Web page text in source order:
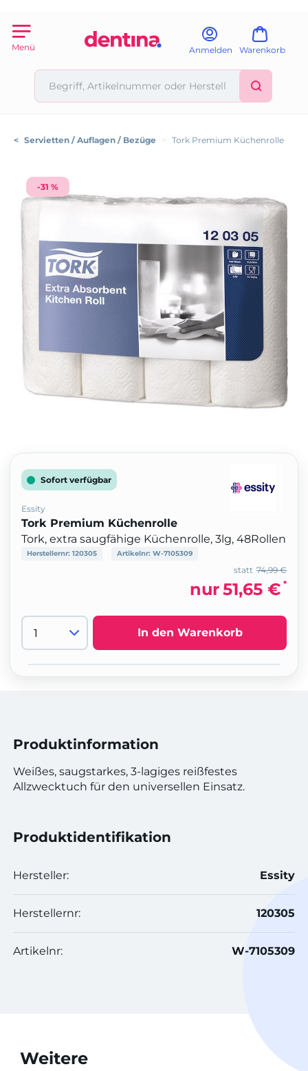
Menü Anmelden Warenkorb
< Servietten / Auflagen / Bezüge > Tork Premium Küchenrolle
-31 %
Sofort verfügbar
Essity
Tork Premium Küchenrolle
Tork, extra saugfähige Küchenrolle, 3lg, 48Rollen
Herstellernr: 120305 Artikelnr: W-7105309
74,99 €
statt
nur51,65 € *
In den Warenkorb
Produktinformation
Weißes, saugstarkes, 3-lagiges reißfestes
Allzwecktuch für den universellen Einsatz.
Produktidentifikation
Hersteller: Essity
Herstellernr: 120305
Artikelnr: W-7105309
Weitere